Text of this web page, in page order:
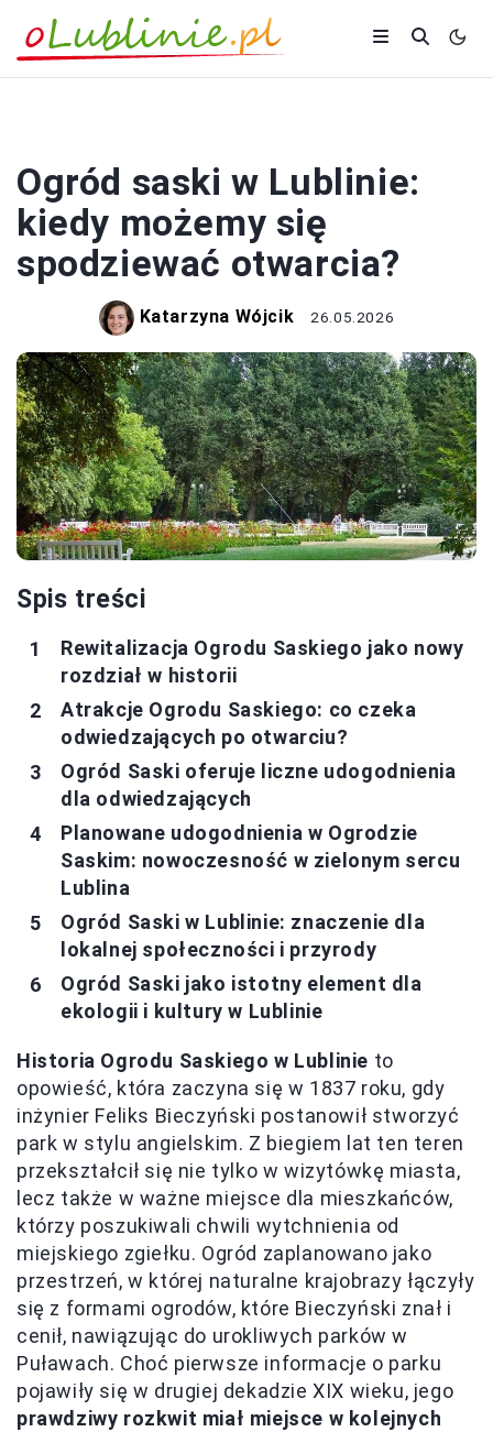
Ogród saski w Lublinie:
kiedy możemy się
spodziewać otwarcia?
Katarzyna Wójcik 26.05.2026
Spis treści
Rewitalizacja Ogrodu Saskiego jako nowy
rozdział w historii
Atrakcje Ogrodu Saskiego: co czeka
odwiedzających po otwarciu?
Ogród Saski oferuje liczne udogodnienia
dla odwiedzających
Planowane udogodnienia w Ogrodzie
Saskim: nowoczesność w zielonym sercu
Lublina
Ogród Saski w Lublinie: znaczenie dla
lokalnej społeczności i przyrody
Ogród Saski jako istotny element dla
ekologii i kultury w Lublinie
Historia Ogrodu Saskiego w Lublinie to
opowieść, która zaczyna się w 1837 roku, gdy
inżynier Feliks Bieczyński postanowił stworzyć
park w stylu angielskim. Z biegiem lat ten teren
przekształcił się nie tylko w wizytówkę miasta,
lecz także w ważne miejsce dla mieszkańców,
którzy poszukiwali chwili wytchnienia od
miejskiego zgiełku. Ogród zaplanowano jako
przestrzeń, w której naturalne krajobrazy łączyły
się z formami ogrodów, które Bieczyński znał i
cenił, nawiązując do urokliwych parków w
Puławach. Choć pierwsze informacje o parku
pojawiły się w drugiej dekadzie XIX wieku, jego
prawdziwy rozkwit miał miejsce w kolejnych